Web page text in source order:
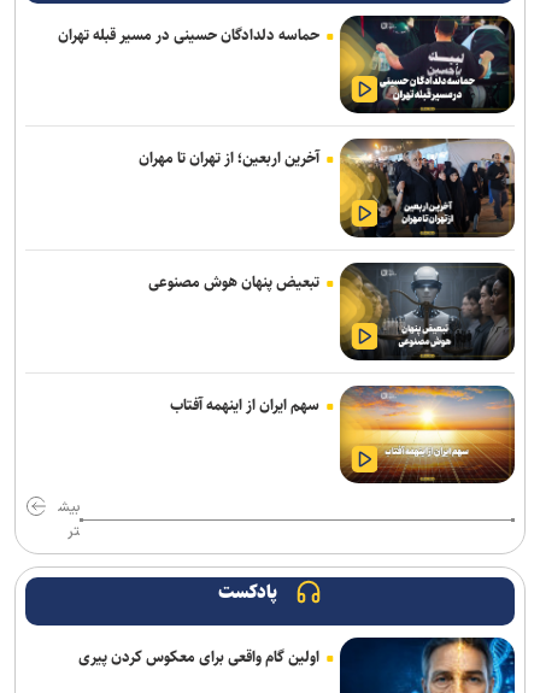
ترافیک روان در محور‌های منتهی به مرز‌های اربعین / تردد روان در
محور‌های شمالی کشور
رگبار و رعدوبرق موقت در برخی نقاط مازندران و ارتفاعات البرز مرکزی
دو پیش‌شرط توسعه پالایشگاه‌های کوچک‌مقیاس/ راز کلید گذار از صنعت
پالایش سنتی به صنایع پیشرفته انرژی چیست؟
اتصال سامانه‌های وزارت جهادکشاورزی و نیرو برای مدیریت هوشمند
بهره‌برداری بهینه آب
صدور هشدار زرد در برخی نقاط استان / تهرانی‌ها امروز منتظر وزش باد و
آسمان نیمه‌ابری باشند
از اقتدار علمی تا اقتدار اقتصادی؛ تولید فناورانه شرط عبور اقتصاد ایران از
چرخه رانت و واردات‌محوری
ظرفیت ریلی برای بازگشت زائران اربعین افزایش یافت
اثرات جنگ بر منابع آبزی دریایی جنوب کشور پس از اتمام جنگ آغاز
جمع آوری شد
حماسه دلدادگان حسینی در مسیر قبله تهران
آخرین اربعین؛ از تهران تا مهران
تبعیض پنهان هوش مصنوعی
سهم ایران از اینهمه آفتاب
بیش
تر
پادکست
اولین گام واقعی برای معکوس کردن پیری